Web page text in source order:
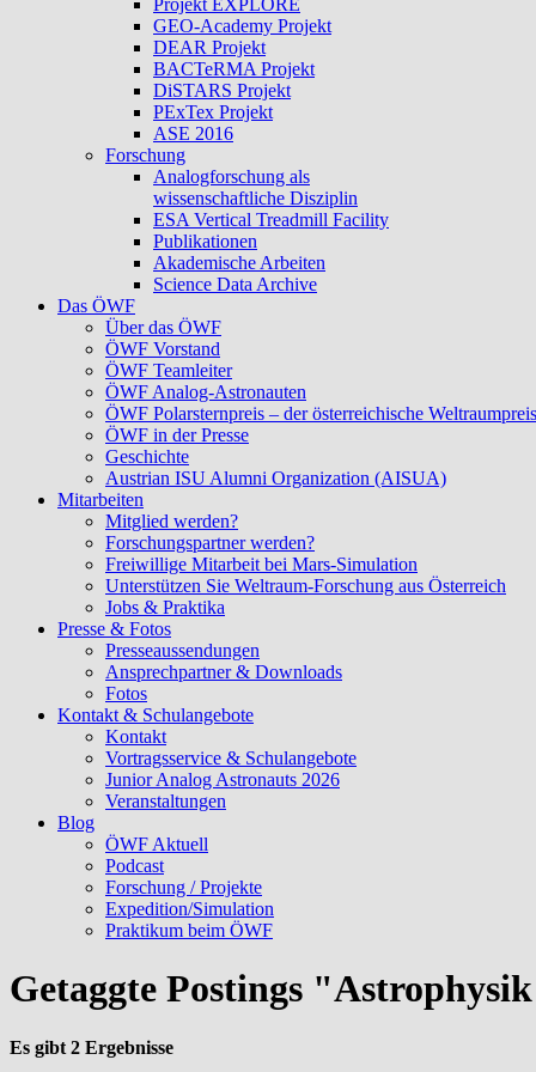
Projekt EXPLORE
GEO-Academy Projekt
DEAR Projekt
BACTeRMA Projekt
DiSTARS Projekt
PExTex Projekt
ASE 2016
Forschung
Analogforschung als
wissenschaftliche Disziplin
ESA Vertical Treadmill Facility
Publikationen
Akademische Arbeiten
Science Data Archive
Das ÖWF
Über das ÖWF
ÖWF Vorstand
ÖWF Teamleiter
ÖWF Analog-Astronauten
ÖWF Polarsternpreis – der österreichische Weltraumpreis
ÖWF in der Presse
Geschichte
Austrian ISU Alumni Organization (AISUA)
Mitarbeiten
Mitglied werden?
Forschungspartner werden?
Freiwillige Mitarbeit bei Mars-Simulation
Unterstützen Sie Weltraum-Forschung aus Österreich
Jobs & Praktika
Presse & Fotos
Presseaussendungen
Ansprechpartner & Downloads
Fotos
Kontakt & Schulangebote
Kontakt
Vortragsservice & Schulangebote
Junior Analog Astronauts 2026
Veranstaltungen
Blog
ÖWF Aktuell
Podcast
Forschung / Projekte
Expedition/Simulation
Praktikum beim ÖWF
Getaggte Postings
Es gibt 2 Ergebnisse